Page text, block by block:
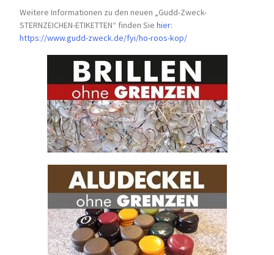
Weitere Informationen zu den neuen „Gudd-Zweck-
STERNZEICHEN-ETIKETTEN“ finden Siehier:
https://www.gudd-zweck.de/fyi/ho-roos-kop/